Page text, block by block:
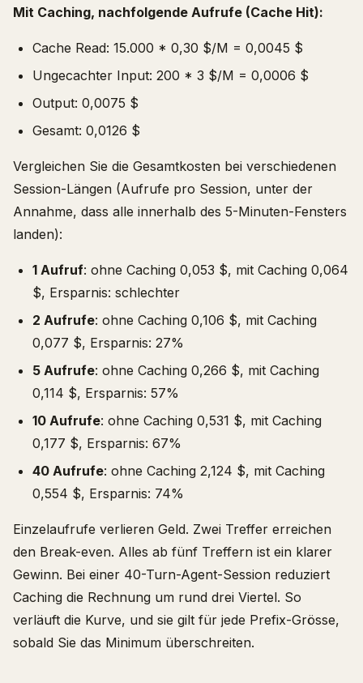
Mit Caching, nachfolgende Aufrufe (Cache Hit):
Cache Read: 15.000 * 0,30 $/M = 0,0045 $
Ungecachter Input: 200 * 3 $/M = 0,0006 $
Output: 0,0075 $
Gesamt: 0,0126 $
Vergleichen Sie die Gesamtkosten bei verschiedenen
Session-Längen (Aufrufe pro Session, unter der
Annahme, dass alle innerhalb des 5-Minuten-Fensters
landen):
1 Aufruf: ohne Caching 0,053 $, mit Caching 0,064
$, Ersparnis: schlechter
2 Aufrufe: ohne Caching 0,106 $, mit Caching
0,077 $, Ersparnis: 27%
5 Aufrufe: ohne Caching 0,266 $, mit Caching
0,114 $, Ersparnis: 57%
10 Aufrufe: ohne Caching 0,531 $, mit Caching
0,177 $, Ersparnis: 67%
40 Aufrufe: ohne Caching 2,124 $, mit Caching
0,554 $, Ersparnis: 74%
Einzelaufrufe verlieren Geld. Zwei Treffer erreichen
den Break-even. Alles ab fünf Treffern ist ein klarer
Gewinn. Bei einer 40-Turn-Agent-Session reduziert
Caching die Rechnung um rund drei Viertel. So
verläuft die Kurve, und sie gilt für jede Prefix-Grösse,
sobald Sie das Minimum überschreiten.